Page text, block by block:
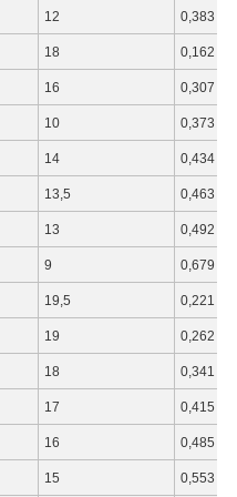
12 0,383
18 0,162
16 0,307
10 0,373
14 0,434
13,5 0,463
13 0,492
9 0,679
19,5 0,221
19 0,262
18 0,341
17 0,415
16 0,485
15 0,553